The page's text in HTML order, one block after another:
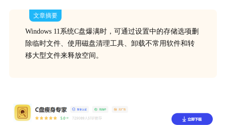
文章摘要
Windows 11系统C盘爆满时，可通过设置中的存储选项删
除临时文件、使用磁盘清理工具、卸载不常用软件和转
移大型文件来释放空间。